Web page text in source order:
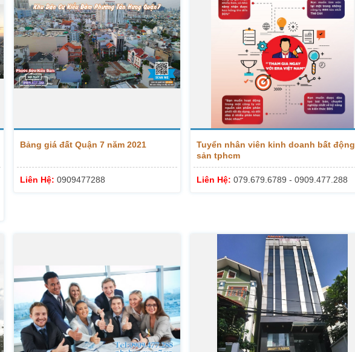
Bảng giá đất Quận 7 năm 2021
Liên Hệ: 0909477288
Tuyển nhân viên kinh doanh bất động
sản tphcm
Liên Hệ: 079.679.6789 - 0909.477.288